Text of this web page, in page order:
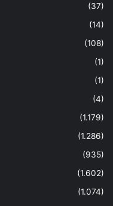
(37)
(14)
(108)
(1)
(1)
(4)
(1.179)
(1.286)
(935)
(1.602)
(1.074)